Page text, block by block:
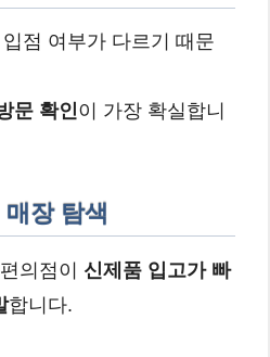
점 여부가 다르기 때문
문 확인이 가장 확실합니
매장 탐색
의점이 신제품 입고가 빠
합니다.